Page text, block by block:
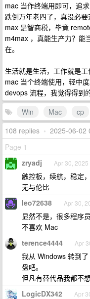
mac 当作终端用即可，追
跌倒万年老四了，真没必
max 是智商税，毕竟
m4max ，真能生产力？能
在。
生活就是生活，工作就是工
mac 当个终端使用，轻中
devops 流程，我觉得得到
Win
Mac
cp
108 replies • 2025-06-02
Page 1
zryadj Apr 30, 2025
触控板，续航，稳定
无与伦比
leo72638 Apr 30,
显然不是，很多程序
不喜欢 Mac
terence4444 Apr
我从 Windows 转到
盘吧。
但凡有替代品我都不
LogicDX342 Apr